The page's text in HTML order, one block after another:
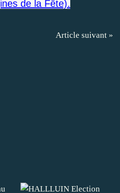
de la Fête).
Article suivant »